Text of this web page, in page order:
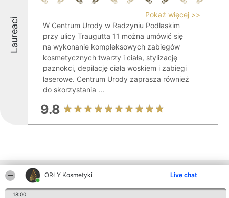
ORŁY Kosmetyki Live chat
18:00
Laureaci
Pokaż więcej >>
W Centrum Urody w Radzyniu Podlaskim
przy ulicy Traugutta 11 można umówić się
na wykonanie kompleksowych zabiegów
kosmetycznych twarzy i ciała, stylizację
paznokci, depilację ciała woskiem i zabiegi
laserowe. Centrum Urody zaprasza również
do skorzystania ...
9.8
Inne firmy z województwa